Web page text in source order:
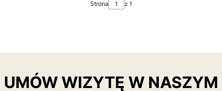
Strona z 1
UMÓW WIZYTĘ W NASZYM